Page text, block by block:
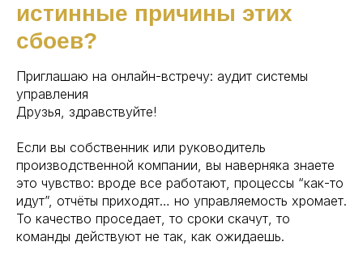
истинные причины этих
сбоев?
Приглашаю на онлайн-встречу: аудит системы
управления
Друзья, здравствуйте!
Если вы собственник или руководитель
производственной компании, вы наверняка знаете
это чувство: вроде все работают, процессы “как-то
идут”, отчёты приходят… но управляемость хромает.
То качество проседает, то сроки скачут, то
команды действуют не так, как ожидаешь.